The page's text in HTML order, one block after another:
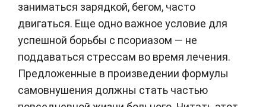
заниматься зарядкой, бегом, часто
двигаться. Еще одно важное условие для
успешной борьбы с псориазом — не
поддаваться стрессам во время лечения.
Предложенные в произведении формулы
самовнушения должны стать частью